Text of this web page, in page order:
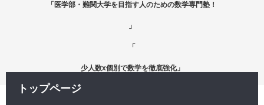
「医学部・難関大学を目指す人のための数学専門塾！
」
「
少人数x個別で数学を徹底強化」
トップページ